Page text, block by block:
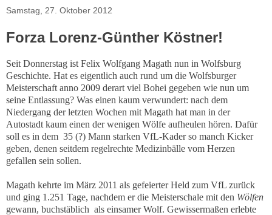
Samstag, 27. Oktober 2012
Forza Lorenz-Günther Köstner!
Seit Donnerstag ist Felix Wolfgang Magath nun in Wolfsburg
Geschichte. Hat es eigentlich auch rund um die Wolfsburger
Meisterschaft anno 2009 derart viel Bohei gegeben wie nun um
seine Entlassung? Was einen kaum verwundert: nach dem
Niedergang der letzten Wochen mit Magath hat man in der
Autostadt kaum einen der wenigen Wölfe aufheulen hören. Dafür
soll es in dem 35 (?) Mann starken VfL-Kader so manch Kicker
geben, denen seitdem regelrechte Medizinbälle vom Herzen
gefallen sein sollen.
Magath kehrte im März 2011 als gefeierter Held zum VfL zurück
und ging 1.251 Tage, nachdem er die Meisterschale mit den Wölfen
gewann, buchstäblich als einsamer Wolf. Gewissermaßen erlebte